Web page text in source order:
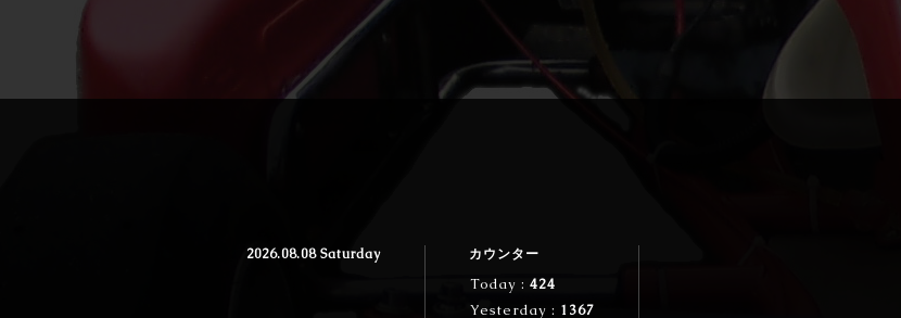
2026.08.08 Saturday カウンター
Today : 424
Yesterday : 1367